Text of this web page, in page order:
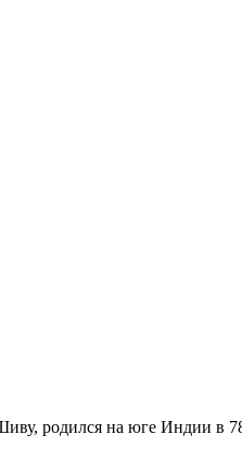
родился на юге Индии в